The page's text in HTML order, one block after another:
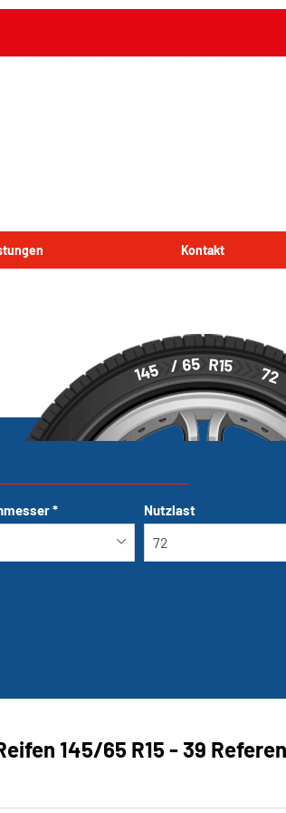
Kontakt
145 / 65 R15 72
* Nutzlast
‎145/65 R15 - 39